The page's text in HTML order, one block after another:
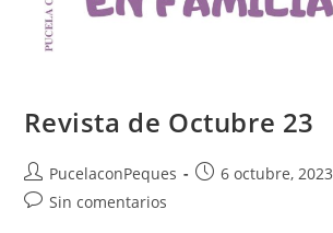
Revista de Octubre 23
PucelaconPeques 6 octubre, 2023
Sin comentarios